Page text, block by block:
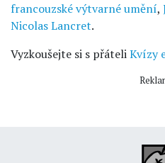
francouzské výtvarné umění,
Nicolas Lancret.
Vyzkoušejte si s přáteliKvízy